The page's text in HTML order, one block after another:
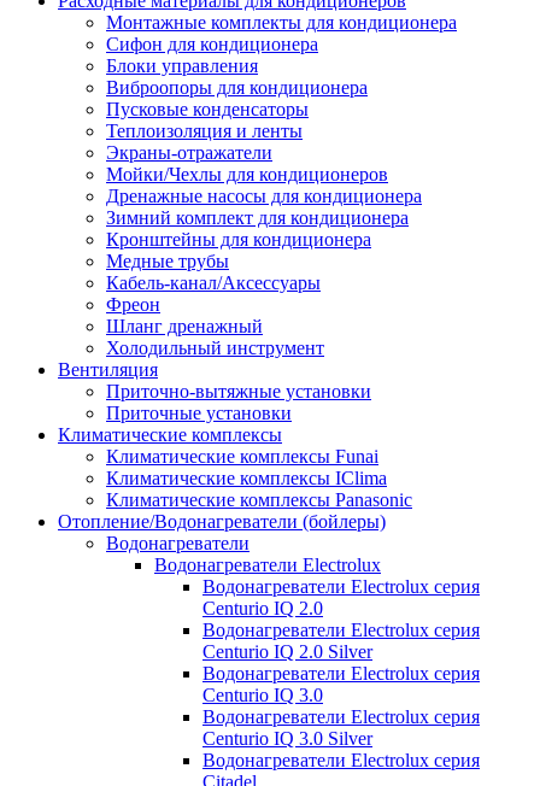
Монтажные комплекты для кондиционера
Сифон для кондиционера
Блоки управления
Виброопоры для кондиционера
Пусковые конденсаторы
Теплоизоляция и ленты
Экраны-отражатели
Мойки/Чехлы для кондиционеров
Дренажные насосы для кондиционера
Зимний комплект для кондиционера
Кронштейны для кондиционера
Медные трубы
Кабель-канал/Аксессуары
Фреон
Шланг дренажный
Холодильный инструмент
Вентиляция
Приточно-вытяжные установки
Приточные установки
Климатические комплексы
Климатические комплексы Funai
Климатические комплексы IClima
Климатические комплексы Panasonic
Отопление/Водонагреватели (бойлеры)
Водонагреватели
Водонагреватели Electrolux
Водонагреватели Electrolux серия
Centurio IQ 2.0
Водонагреватели Electrolux серия
Centurio IQ 2.0 Silver
Водонагреватели Electrolux серия
Centurio IQ 3.0
Водонагреватели Electrolux серия
Centurio IQ 3.0 Silver
Водонагреватели Electrolux серия
Citadel